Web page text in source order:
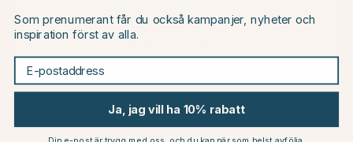
MOUNTAIN HORSE
Ridstövlar Xanadu Svart
Betyg: (11) 4.7 utav 5 stjärnor
Ridstövlar Sovereign High
Rider Svart
3499 kr
Betyg: (97) 4.4 utav 5
Som prenumerant får du också kampanjer, nyheter och
inspiration först av alla.
E-postaddress
Ja, jag vill ha 10% rabatt